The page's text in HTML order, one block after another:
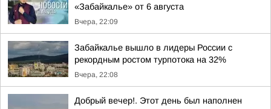
«Забайкалье» от 6 августа
Вчера, 22:09
Забайкалье вышло в лидеры России с
рекордным ростом турпотока на 32%
Вчера, 22:08
Добрый вечер!. Этот день был наполнен